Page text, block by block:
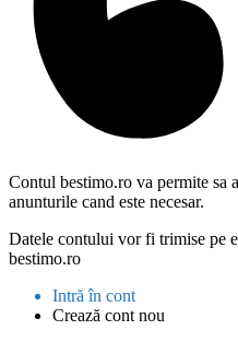
Contul bestimo.ro va permite sa
anunturile cand este necesar.
Datele contului vor fi trimise pe
bestimo.ro
Intră în cont
Crează cont nou